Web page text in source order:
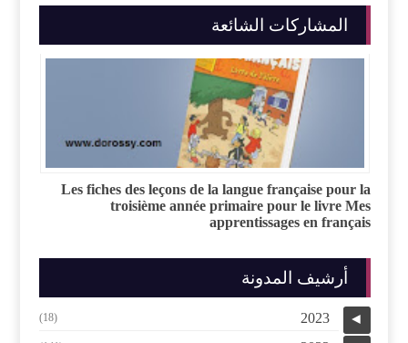
المشاركات الشائعة
Les fiches des leçons de la langue française pour la
troisième année primaire pour le livre Mes
apprentissages en français
أرشيف المدونة
◄
2023
(18)